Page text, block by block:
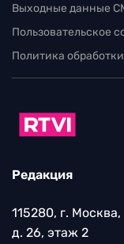
Выходные данные
Пользовательское
Политика
Редакция
115280, г.
д. 26, этаж 2